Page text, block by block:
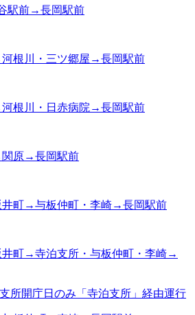
駅前→長岡駅前
根川・三ツ郷屋→長岡駅前
根川・日赤病院→長岡駅前
原→長岡駅前
井町→与板仲町・李崎→長岡駅前
井町→寺泊支所・与板仲町・李崎→
所開庁日のみ「寺泊支所」経由運行